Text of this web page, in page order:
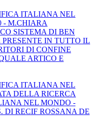
ITALIANA NEL
- M.CHIARA
SISTEMA DI BEN
PRESENTE IN TUTTO IL
DI CONFINE
ARTICO E
ITALIANA NEL
DELLA RICERCA
NEL MONDO -
DI RECIF ROSSANA DE